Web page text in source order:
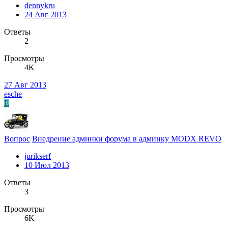
dennykru
24 Авг 2013
Ответы
2
Просмотры
4K
27 Авг 2013
esche
E
Вопрос Внедрение админки форума в админку MODX REVO
jurikserf
10 Июл 2013
Ответы
3
Просмотры
6K